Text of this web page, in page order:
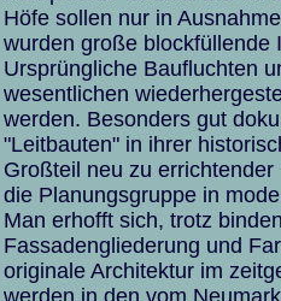
Höfe sollen nur in
wurden große blockfüllende
Ursprüngliche Baufluchten
wesentlichen
werden. Besonders gut
"Leitbauten" in ihrer
Großteil neu zu
die Planungsgruppe in
Man erhofft sich, trotz
Fassadengliederung und
originale Architektur im
werden in den vom